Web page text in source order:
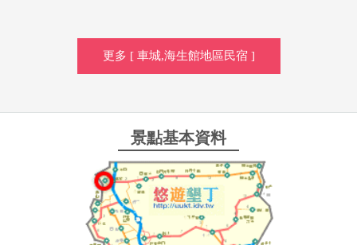
更多 [ 車城,海生館地區民宿 ]
景點基本資料